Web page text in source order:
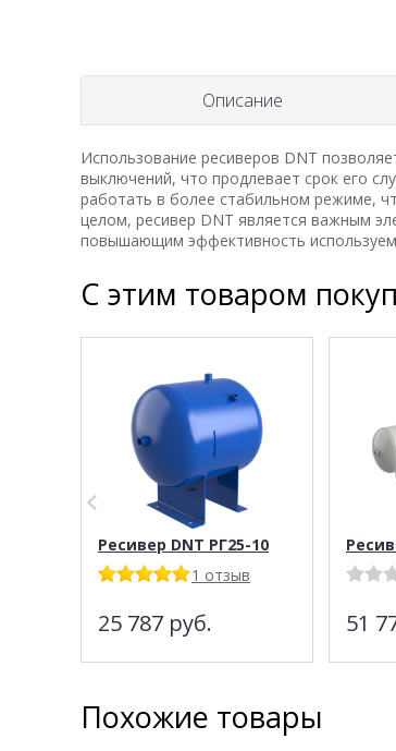
Описание
Использование ресиверов DNT
выключений, что продлевает срок его
работать в более стабильном режиме,
целом, ресивер DNT является важным
повышающим эффективность
С этим товаром
Ресивер DNT PГ25-10
1 отзыв
25 787 руб. 51
Похожие товары